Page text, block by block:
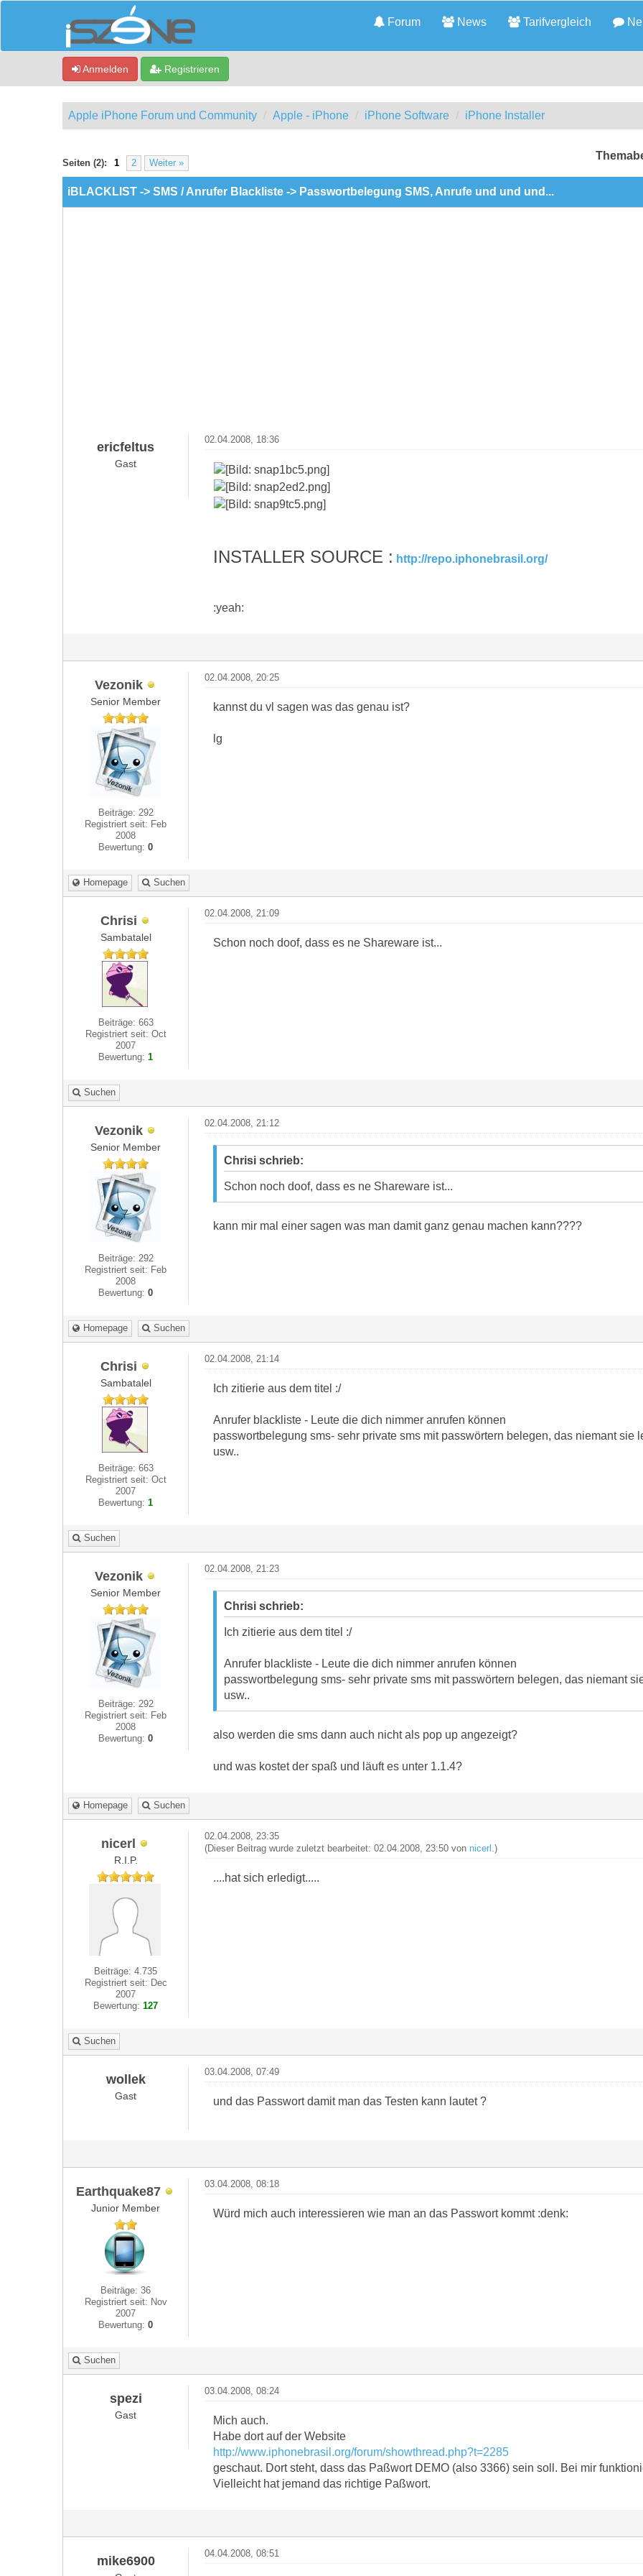
Forum News Tarifvergleich
Anmelden Registrieren
Apple iPhone Forum und Community Apple - iPhone iPhone Software iPhone Installer
Seiten (2): 1 2 Weiter »
- 0 im Durchschnitt
iBLACKLIST -> SMS / Anrufer Blackliste -> Passwortbelegung SMS, Anrufe und und und...
ericfeltus
Gast
02.04.2008, 18:36
INSTALLER SOURCE : http://repo.iphonebrasil.org/
:yeah:
Vezonik
Senior Member
Beiträge: 292
Registriert seit: Feb
2008
Bewertung:0
02.04.2008, 20:25
kannst du vl sagen was das genau ist?
lg
Homepage Suchen
Chrisi
Sambatalel
Beiträge: 663
Registriert seit: Oct
2007
Bewertung:1
02.04.2008, 21:09
Schon noch doof, dass es ne Shareware ist...
Suchen
Vezonik
Senior Member
Beiträge: 292
Registriert seit: Feb
2008
Bewertung:0
02.04.2008, 21:12
Chrisi schrieb:
Schon noch doof, dass es ne Shareware ist...
kann mir mal einer sagen was man damit ganz genau machen kann????
Homepage Suchen
Chrisi
Sambatalel
Beiträge: 663
Registriert seit: Oct
2007
Bewertung:1
02.04.2008, 21:14
Ich zitierie aus dem titel :/
Anrufer blackliste - Leute die dich nimmer anrufen können
passwortbelegung sms- sehr private sms mit passwörtern belegen, das niemant sie
usw..
Suchen
Vezonik
Senior Member
Beiträge: 292
Registriert seit: Feb
2008
Bewertung:0
02.04.2008, 21:23
Chrisi schrieb:
Ich zitierie aus dem titel :/
Anrufer blackliste - Leute die dich nimmer anrufen können
passwortbelegung sms- sehr private sms mit passwörtern belegen, das niemant
usw..
also werden die sms dann auch nicht als pop up angezeigt?
und was kostet der spaß und läuft es unter 1.1.4?
Homepage Suchen
nicerl
R.I.P.
Beiträge: 4.735
Registriert seit: Dec
2007
Bewertung:127
02.04.2008, 23:35
(Dieser Beitrag wurde zuletzt bearbeitet: 02.04.2008, 23:50 von nicerl .)
....hat sich erledigt.....
Suchen
wollek
Gast
03.04.2008, 07:49
und das Passwort damit man das Testen kann lautet ?
Earthquake87
Junior Member
Beiträge: 36
Registriert seit: Nov
2007
Bewertung:0
03.04.2008, 08:18
Würd mich auch interessieren wie man an das Passwort kommt :denk:
Suchen
spezi
Gast
03.04.2008, 08:24
Mich auch.
Habe dort auf der Website
http://www.iphonebrasil.org/forum/showthread.php?t=2285
geschaut. Dort steht, dass das Paßwort DEMO (also 3366) sein soll. Bei mir
Vielleicht hat jemand das richtige Paßwort.
mike6900 04.04.2008, 08:51